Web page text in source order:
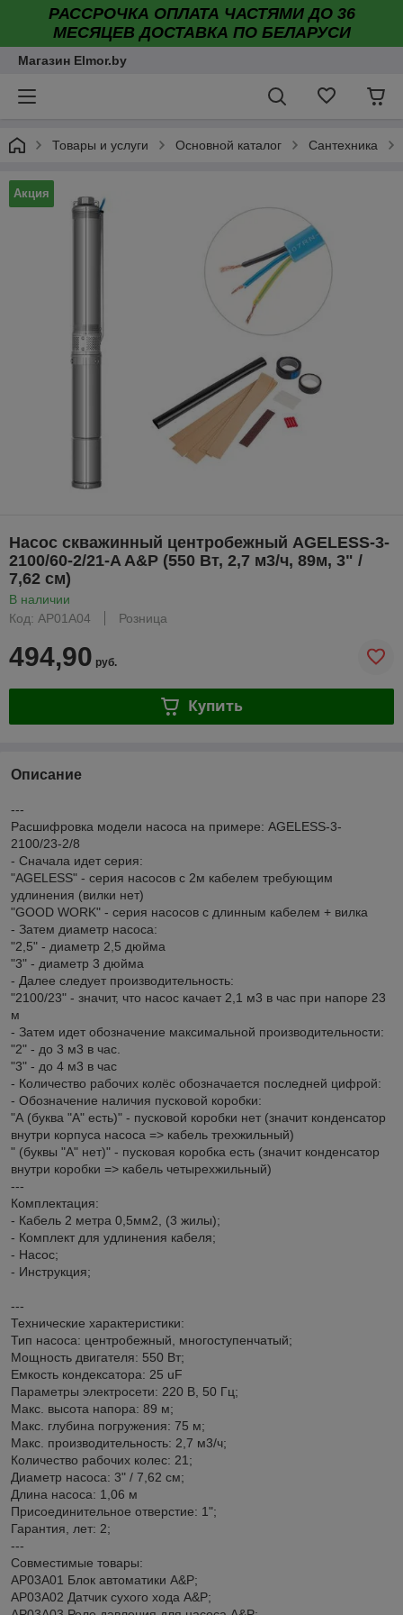
РАССРОЧКА ОПЛАТА ЧАСТЯМИ ДО 36
МЕСЯЦЕВ ДОСТАВКА ПО БЕЛАРУСИ
Магазин Elmor.by
Товары и услуги Основной каталог Сантехника
Акция
Насос скважинный центробежный AGELESS-3-
2100/60-2/21-A A&P (550 Вт, 2,7 м3/ч, 89м, 3" /
7,62 см)
В наличии
Код: AP01A04
Розница
494,90 руб.
Купить
Описание
---
Расшифровка модели насоса на примере: AGELESS-3-
2100/23-2/8
- Сначала идет серия:
"AGELESS" - серия насосов с 2м кабелем требующим
удлинения (вилки нет)
"GOOD WORK" - серия насосов с длинным кабелем + вилка
- Затем диаметр насоса:
"2,5" - диаметр 2,5 дюйма
"3" - диаметр 3 дюйма
- Далее следует производительность:
"2100/23" - значит, что насос качает 2,1 м3 в час при напоре 23
м
- Затем идет обозначение максимальной производительности:
"2" - до 3 м3 в час.
"3" - до 4 м3 в час
- Количество рабочих колёс обозначается последней цифрой:
- Обозначение наличия пусковой коробки:
"А (буква "А" есть)" - пусковой коробки нет (значит конденсатор
внутри корпуса насоса => кабель трехжильный)
" (буквы "А" нет)" - пусковая коробка есть (значит конденсатор
внутри коробки => кабель четырехжильный)
---
Комплектация:
- Кабель 2 метра 0,5мм2, (3 жилы);
- Комплект для удлинения кабеля;
- Насос;
- Инструкция;
---
Технические характеристики:
Тип насоса: центробежный, многоступенчатый;
Мощность двигателя: 550 Вт;
Емкость кондексатора: 25 uF
Параметры электросети: 220 В, 50 Гц;
Макс. высота напора: 89 м;
Макс. глубина погружения: 75 м;
Макс. производительность: 2,7 м3/ч;
Количество рабочих колес: 21;
Диаметр насоса: 3" / 7,62 см;
Длина насоса: 1,06 м
Присоединительное отверстие: 1";
Гарантия, лет: 2;
---
Совместимые товары:
AP03A01 Блок автоматики A&P;
AP03A02 Датчик сухого хода A&P;